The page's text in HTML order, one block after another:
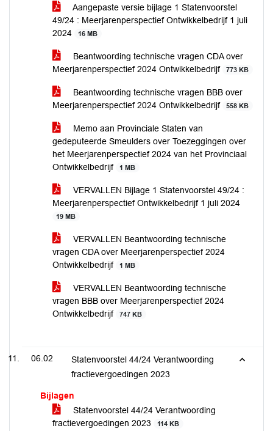
Aangepaste versie bijlage 1 Statenvoorstel
49/24 : Meerjarenperspectief Ontwikkelbedrijf 1 juli
2024
16 MB
Beantwoording technische vragen CDA over
Meerjarenperspectief 2024 Ontwikkelbedrijf
773 KB
Beantwoording technische vragen BBB over
Meerjarenperspectief 2024 Ontwikkelbedrijf
558 KB
Memo aan Provinciale Staten van
gedeputeerde Smeulders over Toezeggingen over
het Meerjarenperspectief 2024 van het Provinciaal
Ontwikkelbedrijf
1 MB
VERVALLEN Bijlage 1 Statenvoorstel 49/24 :
Meerjarenperspectief Ontwikkelbedrijf 1 juli 2024
19 MB
VERVALLEN Beantwoording technische
vragen CDA over Meerjarenperspectief 2024
Ontwikkelbedrijf
1 MB
VERVALLEN Beantwoording technische
vragen BBB over Meerjarenperspectief 2024
Ontwikkelbedrijf
747 KB
06.02
Statenvoorstel 44/24 Verantwoording
fractievergoedingen 2023
Bijlagen
Statenvoorstel 44/24 Verantwoording
fractievergoedingen 2023
114 KB